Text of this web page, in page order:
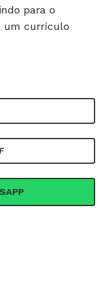
para o
um currículo